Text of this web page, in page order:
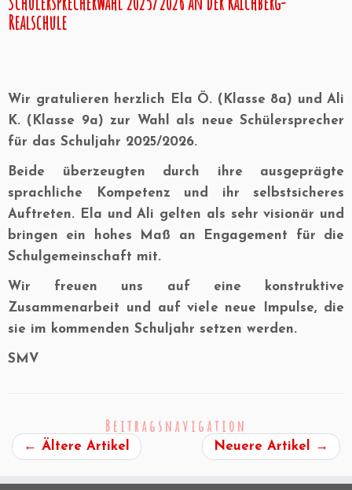
Realschule
Wir gratulieren herzlich Ela Ö. (Klasse 8a) und Ali
K. (Klasse 9a) zur Wahl als neue Schülersprecher
für das Schuljahr 2025/2026.
Beide überzeugten durch ihre ausgeprägte
sprachliche Kompetenz und ihr selbstsicheres
Auftreten. Ela und Ali gelten als sehr visionär und
bringen ein hohes Maß an Engagement für die
Schulgemeinschaft mit.
Wir freuen uns auf eine konstruktive
Zusammenarbeit und auf viele neue Impulse, die
sie im kommenden Schuljahr setzen werden.
SMV
Beitragsnavigation
← Ältere Artikel Neuere Artikel →